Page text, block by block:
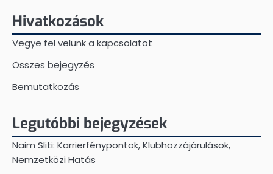
Hivatkozások
Vegye fel velünk a kapcsolatot
Összes bejegyzés
Bemutatkozás
Legutóbbi bejegyzések
Naim Sliti: Karrierfénypontok, Klubhozzájárulások,
Nemzetközi Hatás